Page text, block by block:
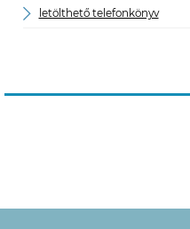
letölthető telefonkönyv